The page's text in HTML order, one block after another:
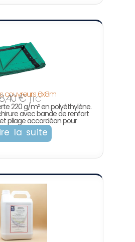
couvreurs 6x8m
€ TTC
220 g/m² en polyéthylène.
avec bande de renfort
pliage accordéon pour
la suite